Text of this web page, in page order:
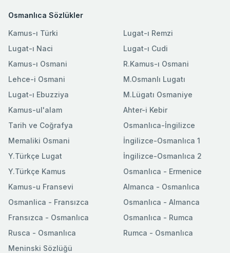
Osmanlıca Sözlükler
Kamus-ı Türki
Lugat-ı Naci
Kamus-ı Osmani
Lehce-i Osmani
Lugat-ı Ebuzziya
Lugat-ı Remzi
Lugat-ı Cudi
R.Kamus-ı Osmani
M.Osmanlı Lugatı
M.Lügatı Osmaniye
Kamus-ul'alam
Tarih ve Coğrafya
Memaliki Osmani
Y.Türkçe Lugat
Y.Türkçe Kamus
Ahter-i Kebir
Osmanlıca-İngilizce
İngilizce-Osmanlıca 1
İngilizce-Osmanlıca 2
Osmanlıca - Ermenice
Kamus-u Fransevi
Osmanlica - Fransızca
Fransızca - Osmanlıca
Rusca - Osmanlıca
Meninski Sözlüğü
Almanca - Osmanlıca
Osmanlıca - Almanca
Osmanlıca - Rumca
Rumca - Osmanlıca